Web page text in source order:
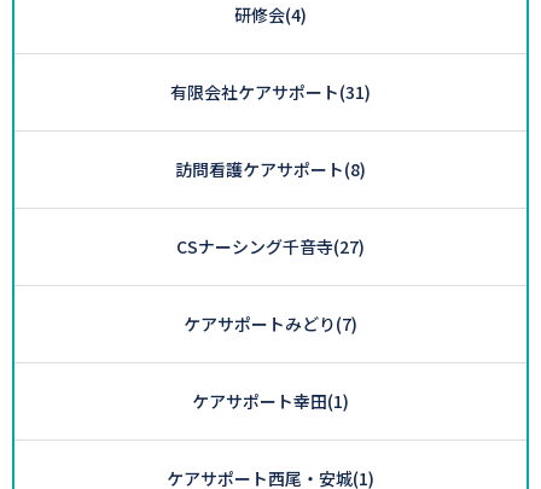
研修会(4)
有限会社ケアサポート(31)
訪問看護ケアサポート(8)
CSナーシング千音寺(27)
ケアサポートみどり(7)
ケアサポート幸田(1)
ケアサポート西尾・安城(1)